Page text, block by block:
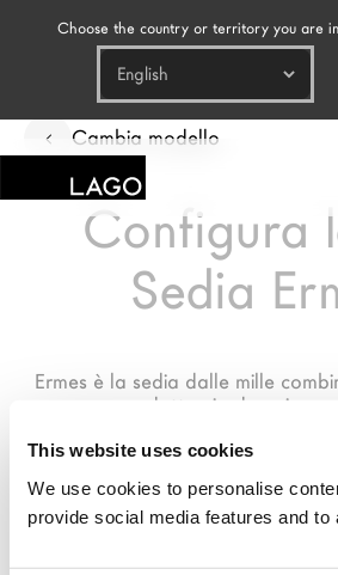
This website uses cookies
We use cookies to personalise
provide social media features and to
Choose the country or territory you are
Prodotti
Ispirazione
Configuratore
Contract
Negozi
Il Brand
Architetti
LAGO Homes
Cambia modello
Configura
Sedia
Ermes è la sedia dalle mille
adattarsi ad ogni